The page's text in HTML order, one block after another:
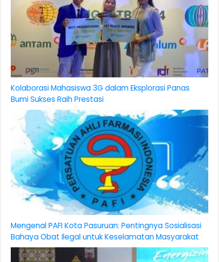
Kolaborasi Mahasiswa 3G dalam Eksplorasi Panas
Bumi Sukses Raih Prestasi
Mengenal PAFI Kota Pasuruan: Pentingnya Sosialisasi
Bahaya Obat Ilegal untuk Keselamatan Masyarakat